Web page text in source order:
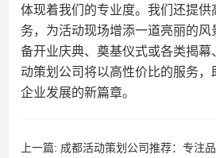
体现着我们的专业度。我们还提供
务，为活动现场增添一道亮丽的
备开业庆典、奠基仪式或各类揭幕
动策划公司将以高性价比的服务，
企业发展的新篇章。
上一篇: 成都活动策划公司推荐：专注